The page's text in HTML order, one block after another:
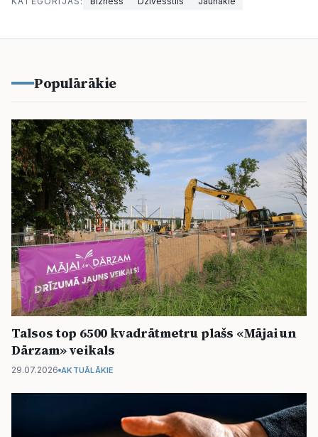
Populārākie
Talsos top 6500 kvadrātmetru plašs «Mājai un
Dārzam» veikals
29.07.2026 AKTUĀLĀKIE